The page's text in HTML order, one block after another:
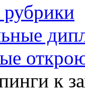
рубрики
к